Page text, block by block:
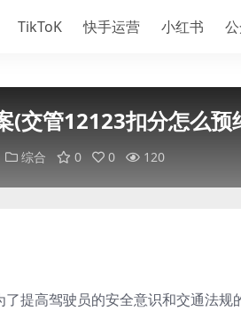
TikToK 快手运营 小红书
(交管12123扣分怎么预
综合 0 0 120
提高驾驶员的安全意识和交通法规